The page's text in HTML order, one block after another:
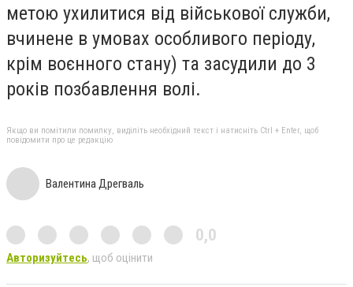
метою ухилитися від військової служби,
вчинене в умовах особливого періоду,
крім воєнного стану) та засудили до 3
років позбавлення волі.
Якщо ви помітили помилку, виділіть необхідний текст і натисніть Ctrl + Enter, щоб
повідомити про це редакцію
Валентина Дрегваль
0,0
Авторизуйтесь, щоб оцінити